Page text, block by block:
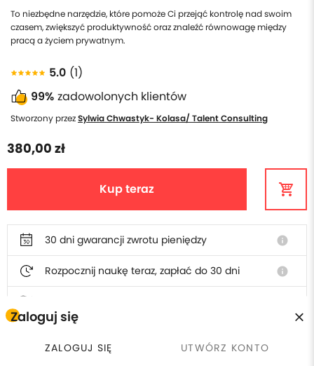
Zaloguj się
ZALOGUJ SIĘ UTWÓRZ KONTO
To niezbędne narzędzie, które pomoże Ci przejąć kontrolę nad swoim
czasem, zwiększyć produktywność oraz znaleźć równowagę między
pracą a życiem prywatnym.
5.0 (1)
99% zadowolonych klientów
Stworzony przezSylwia Chwastyk- Kolasa/ Talent Consulting
380,00 zł
Kup teraz
30 dni gwarancji zwrotu pieniędzy info
Rozpocznij naukę teraz, zapłać do 30 dni info